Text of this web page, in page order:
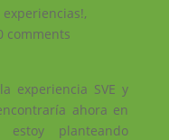
,
comments
experiencia SVE y
ahora en
planteando